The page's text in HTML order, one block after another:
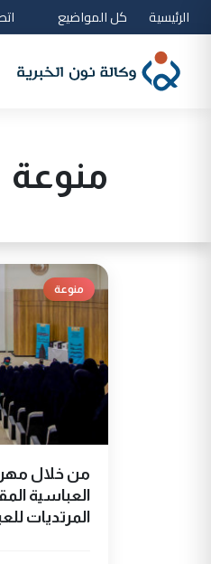
الرئيسية كل المواضيع
منوعة
منوعة
من خلال
العباسية
المرتديات